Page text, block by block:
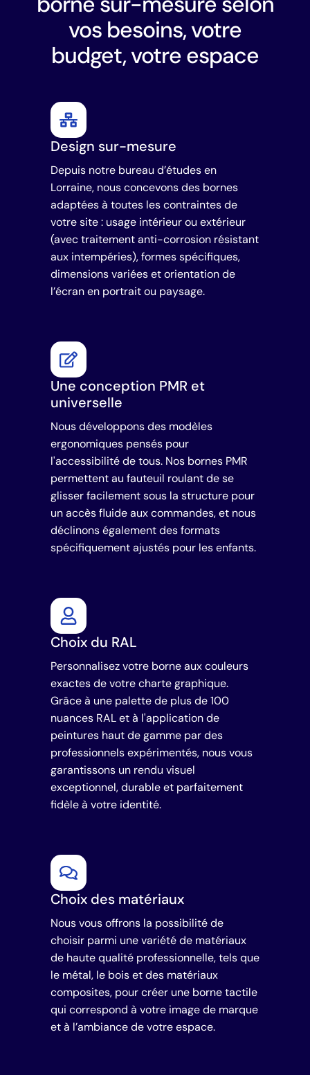
vos besoins, votre
budget, votre espace
Design sur-mesure
Depuis notre bureau d’études en
Lorraine, nous concevons des bornes
adaptées à toutes les contraintes de
votre site : usage intérieur ou extérieur
(avec traitement anti-corrosion résistant
aux intempéries), formes spécifiques,
dimensions variées et orientation de
l’écran en portrait ou paysage.
Une conception PMR et
universelle
Nous développons des modèles
ergonomiques pensés pour
l'accessibilité de tous. Nos bornes PMR
permettent au fauteuil roulant de se
glisser facilement sous la structure pour
un accès fluide aux commandes, et nous
déclinons également des formats
spécifiquement ajustés pour les enfants.
Choix du RAL
Personnalisez votre borne aux couleurs
exactes de votre charte graphique.
Grâce à une palette de plus de 100
nuances RAL et à l'application de
peintures haut de gamme par des
professionnels expérimentés, nous vous
garantissons un rendu visuel
exceptionnel, durable et parfaitement
fidèle à votre identité.
Choix des matériaux
Nous vous offrons la possibilité de
choisir parmi une variété de matériaux
de haute qualité professionnelle, tels que
le métal, le bois et des matériaux
composites, pour créer une borne tactile
qui correspond à votre image de marque
et à l’ambiance de votre espace.